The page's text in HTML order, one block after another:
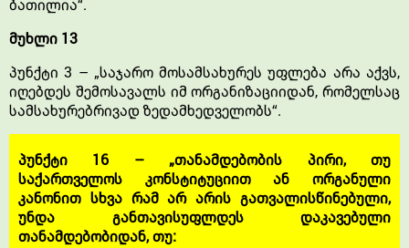
ბათილია“.
მუხლი 13
პუნქტი 3 – „საჯარო მოსამსახურეს უფლება არა აქვს,
იღებდეს შემოსავალს იმ ორგანიზაციიდან, რომელსაც
სამსახურებრივად ზედამხედველობს“.
პუნქტი 16 – „თანამდებობის პირი, თუ
საქართველოს კონსტიტუციით ან ორგანული
კანონით სხვა რამ არ არის გათვალისწინებული,
უნდა განთავისუფლდეს დაკავებული
თანამდებობიდან, თუ: